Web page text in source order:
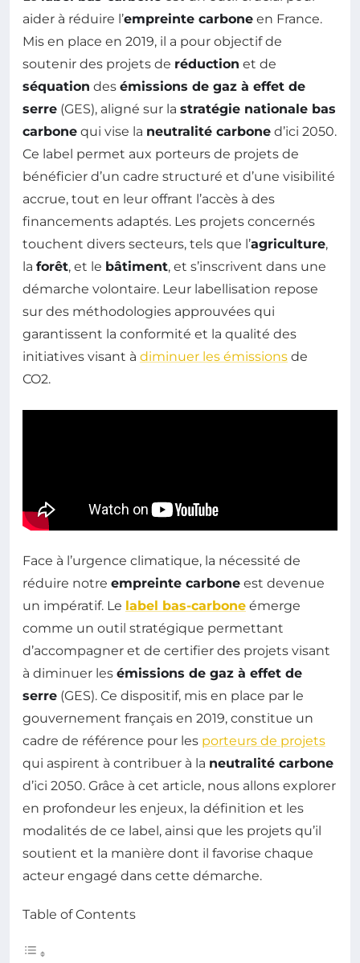
aider à réduire l’empreinte carbone en France.
Mis en place en 2019, il a pour objectif de
soutenir des projets de réduction et de
séquation des émissions de gaz à effet de
serre (GES), aligné sur la stratégie nationale bas
carbone qui vise la neutralité carbone d’ici 2050.
Ce label permet aux porteurs de projets de
bénéficier d’un cadre structuré et d’une visibilité
accrue, tout en leur offrant l’accès à des
financements adaptés. Les projets concernés
touchent divers secteurs, tels que l’agriculture,
la forêt, et le bâtiment, et s’inscrivent dans une
démarche volontaire. Leur labellisation repose
sur des méthodologies approuvées qui
garantissent la conformité et la qualité des
initiatives visant à diminuer les émissions de
CO2.
Face à l’urgence climatique, la nécessité de
réduire notre empreinte carbone est devenue
un impératif. Le label bas-carbone émerge
comme un outil stratégique permettant
d’accompagner et de certifier des projets visant
à diminuer les émissions de gaz à effet de
serre (GES). Ce dispositif, mis en place par le
gouvernement français en 2019, constitue un
cadre de référence pour les porteurs de projets
qui aspirent à contribuer à la neutralité carbone
d’ici 2050. Grâce à cet article, nous allons explorer
en profondeur les enjeux, la définition et les
modalités de ce label, ainsi que les projets qu’il
soutient et la manière dont il favorise chaque
acteur engagé dans cette démarche.
Table of Contents